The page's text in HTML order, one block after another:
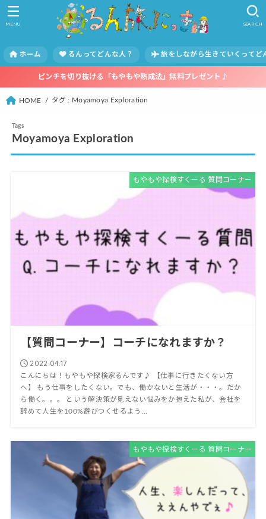
ホーム るんってどんな人？ 旅をしながら生きていくってど
SEARCH
MENU
ピンチを切り抜ける「もやもや熟成法」無料プレゼント♪
HOME タグ : Moyamoya Exploration
Moyamoya Exploration
もやもや探検すくーる 質問コーナー
【質問コーナー】コーチになれますか？
2022.04.17
こんにちは！もやもや探検家るんです♪ 【仕事に行きたくない方
へ】 もう仕事をしたくない。でも、働かないと生活が・・・。だか
ら働く。。。 という解決策が見えない悩みをか抱えた私が、会社を
辞めて人生を100%遊びつくせるよう...
もやもや探検すくーる 質問コーナー